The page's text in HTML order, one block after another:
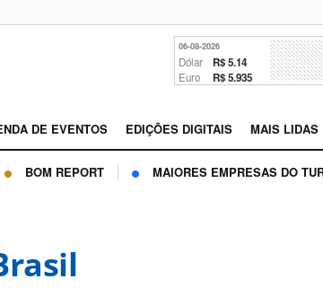
06-08-2026
Dólar R$ 5.14
Euro R$ 5.935
DE EVENTOS EDIÇÕES DIGITAIS MAIS LIDAS
BOM REPORT MAIORES EMPRESAS DO